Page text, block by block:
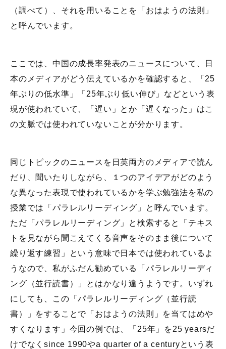
（調べて）、それを用いることを「おはようの法則」
と呼んでいます。
ここでは、中国の成長率発表のニュースについて、日
本のメディアがどう伝えているかを確認すると、「25
年ぶりの低水準」「25年ぶり低い伸び」などという表
現が使われていて、「遅い」とか「遅くなった」はこ
の文脈では使われていないことが分かります。
同じトピックのニュースを日英両方のメディアで読ん
だり、聞いたりしながら、１つのアイデアがどのよう
な異なった表現で使われているかを学ぶ勉強法を私の
授業では「パラレルリーディング」と呼んでいます。
ただ「パラレルリーディング」と検索すると「テキス
トを見ながら聞こえてくる音声をそのまま後について
繰り返す練習」という意味で日本では使われているよ
うなので、私がふだん勧めている「パラレルリーディ
ング（並行読書）」とはかなり違うようです。いずれ
にしても、この「パラレルリーディング（並行読
書）」をすることで「おはようの法則」を当てはめや
すくなります」今回の例では、「25年」を25 yearsだ
けでなくsince 1990やa quarter of a centuryという表